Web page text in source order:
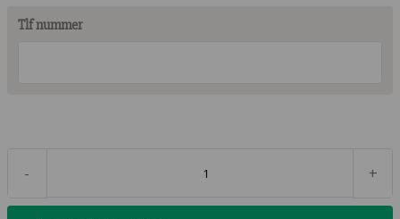
Tlf nummer
- +